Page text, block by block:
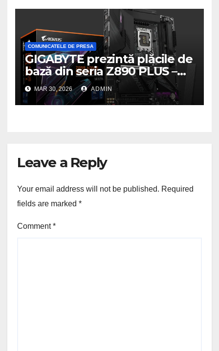
COMUNICATELE DE PRESA
GIGABYTE prezintă plăcile de
bază din seria Z890 PLUS –
performanță de ultimă
generație la un nou nivel
MAR 30, 2026 ADMIN
Leave a Reply
Your email address will not be published. Required
fields are marked *
Comment*